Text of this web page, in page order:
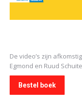
De video’s zijn
Egmond en Ruud
Bestel boek